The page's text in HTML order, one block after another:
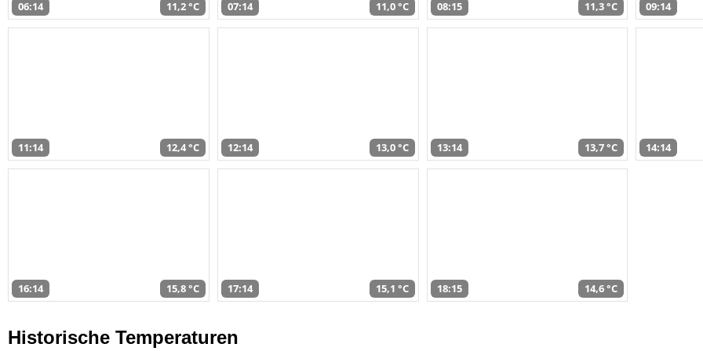
06:14 11,2 °C 07:14 11,0 °C 08:15 11,3 °C 09:14
11:14 12,4 °C 12:14 13,0 °C 13:14 13,7 °C 14:14
16:14 15,8 °C 17:14 15,1 °C 18:15 14,6 °C
Historische Temperaturen